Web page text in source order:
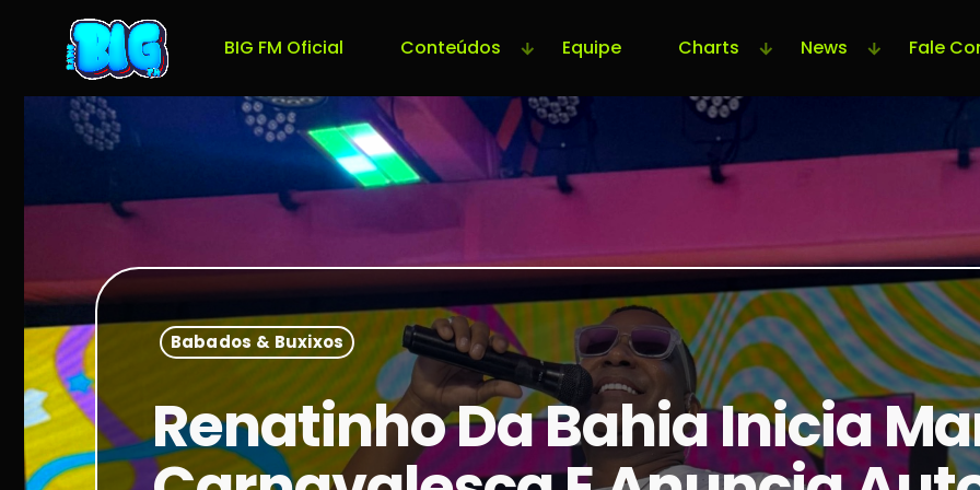
BIG FM Oficial Conteúdos Equipe Charts News Fale
Babados & Buxixos
Renatinho Da Bahia Inicia